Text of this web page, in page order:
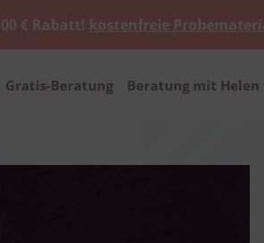
€ Rabatt! kostenfreie
Gratis-Beratung Beratung mit Helen